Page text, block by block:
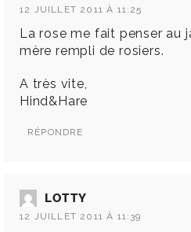
12 JUILLET 2011 À 11:25
La rose me fait penser au
mère rempli de rosiers.
A très vite,
Hind&Hare
RÉPONDRE
LOTTY
12 JUILLET 2011 À 11:39